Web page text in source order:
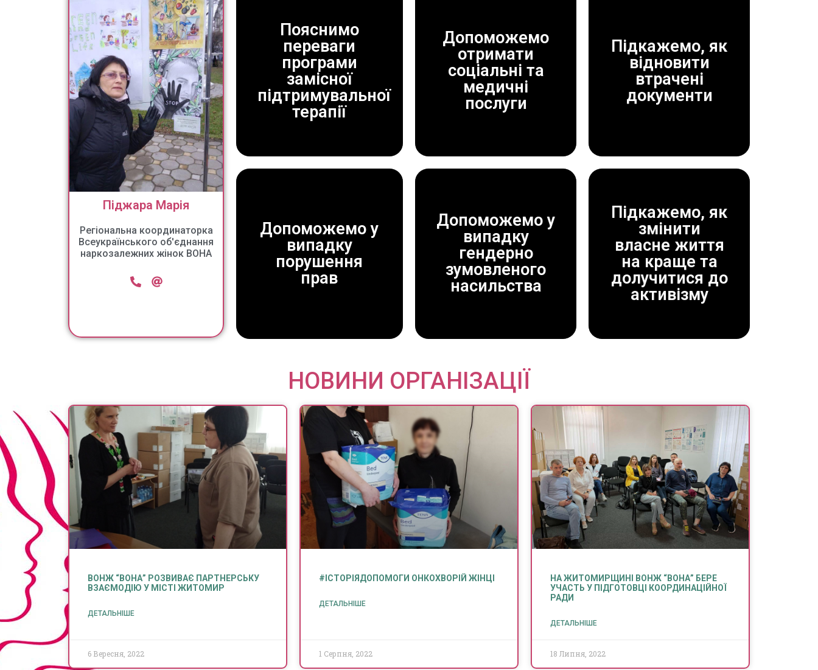
Піджара Марія
Регіональна координаторка
Всеукраїнського об'єднання
наркозалежних жінок ВОНА
Пояснимо
переваги
програми
замісної
підтримувальної
терапії
ЗАВЖДИ
ДОПОМОЖЕМО!
Допоможемо у
випадку
порушення
прав
ЗАВЖДИ
ДОПОМОЖЕМО!
Допоможемо
отримати
соціальні та
медичні
послуги
ЗАВЖДИ
ДОПОМОЖЕМО!
Допоможемо у
випадку
гендерно
зумовленого
насильства
ЗАВЖДИ
ДОПОМОЖЕМО!
Підкажемо, як
відновити
втрачені
документи
ЗАВЖДИ
ДОПОМОЖЕМО!
Підкажемо, як
змінити
власне життя
на краще та
долучитися до
активізму
ЗАВЖДИ
ДОПОМОЖЕМО!
НОВИНИ ОРГАНІЗАЦІЇ
ВОНЖ “ВОНА” РОЗВИВАЄ ПАРТНЕРСЬКУ
ВЗАЄМОДІЮ У МІСТІ ЖИТОМИР
ДЕТАЛЬНІШЕ
6 Вересня, 2022
#ІСТОРІЯДОПОМОГИ ОНКОХВОРІЙ ЖІНЦІ
ДЕТАЛЬНІШЕ
1 Серпня, 2022
НА ЖИТОМИРЩИНІ ВОНЖ “ВОНА” БЕРЕ
УЧАСТЬ У ПІДГОТОВЦІ КООРДИНАЦІЙНОЇ
РАДИ
ДЕТАЛЬНІШЕ
18 Липня, 2022